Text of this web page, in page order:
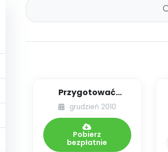
Przygotować
Jezusowi szopkę
grudzień 2010
Pobierz
bezpłatnie